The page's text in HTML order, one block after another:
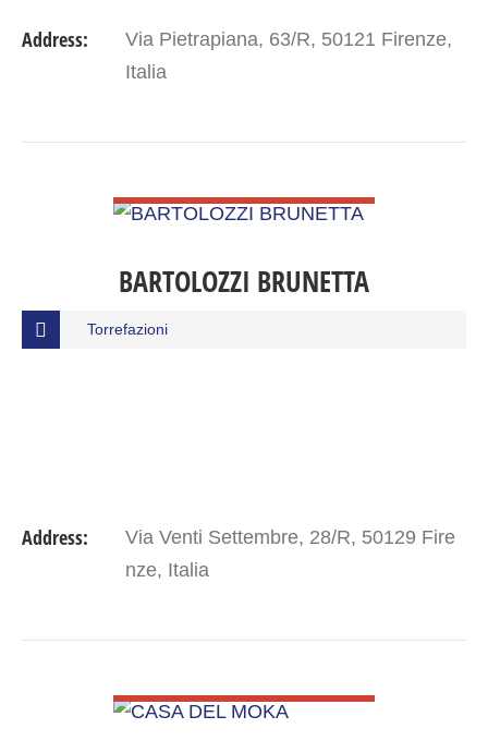
Address:
Via Pietrapiana, 63/R, 50121 Firenze,
Italia
BARTOLOZZI BRUNETTA
Torrefazioni
Address:
Via Venti Settembre, 28/R, 50129 Fire
nze, Italia